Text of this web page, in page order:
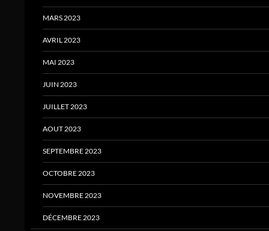
MARS 2023
AVRIL 2023
MAI 2023
JUIN 2023
JUILLET 2023
AOUT 2023
SEPTEMBRE 2023
OCTOBRE 2023
NOVEMBRE 2023
DÉCEMBRE 2023